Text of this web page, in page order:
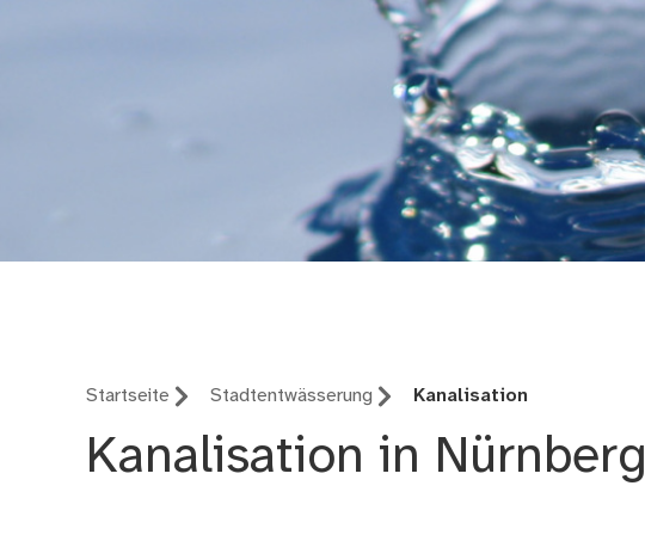
Startseite Stadtentwässerung Kanalisation
Kanalisation in Nürnberg